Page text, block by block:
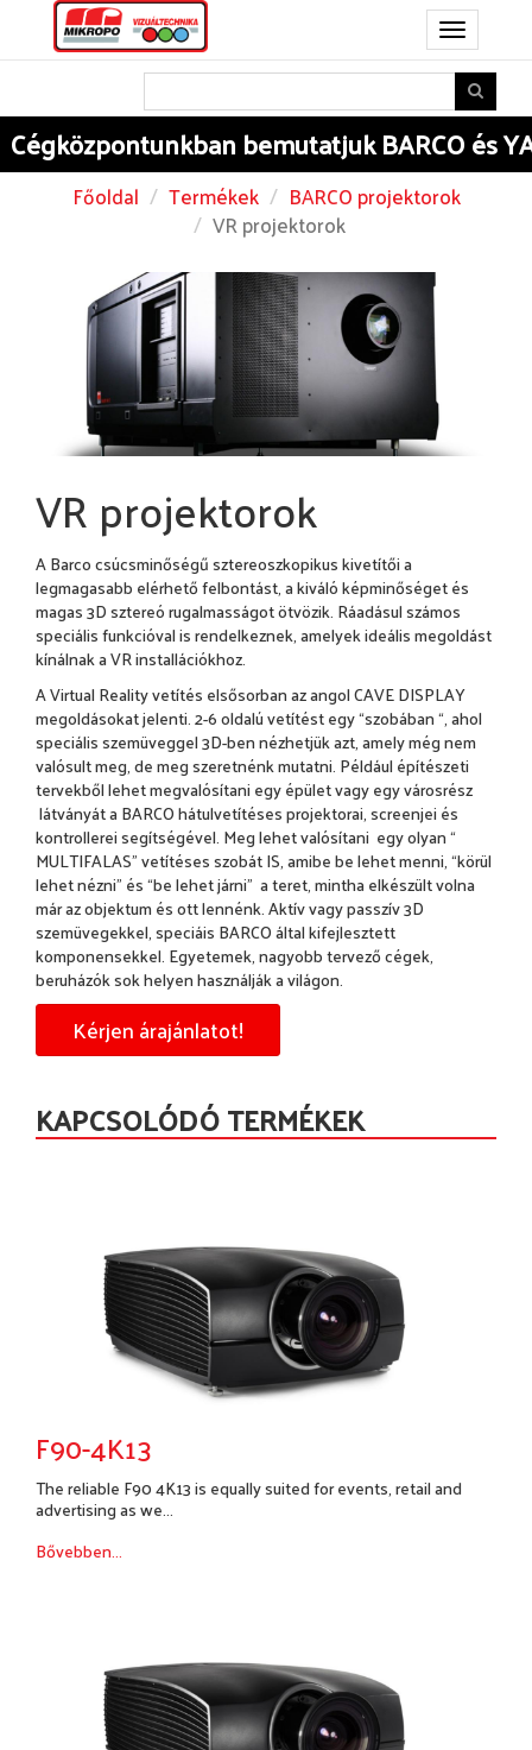
Toggle
navigation
bemutatjuk BARCO és
Főoldal Termékek
BARCO projektorok
VR projektorok
VR projektorok
A Barco csúcsminőségű sztereoszkopikus kivetítői a
legmagasabb elérhető felbontást, a kiváló képminőséget és
magas 3D sztereó rugalmasságot ötvözik. Ráadásul számos
speciális funkcióval is rendelkeznek, amelyek ideális megoldást
kínálnak a VR installációkhoz.
A Virtual Reality vetítés elsősorban az angol CAVE DISPLAY
megoldásokat jelenti. 2-6 oldalú vetítést egy “szobában “, ahol
speciális szemüveggel 3D-ben nézhetjük azt, amely még nem
valósult meg, de meg szeretnénk mutatni. Például építészeti
tervekből lehet megvalósítani egy épület vagy egy városrész
látványát a BARCO hátulvetítéses projektorai, screenjei és
kontrollerei segítségével. Meg lehet valósítani egy olyan “
MULTIFALAS” vetítéses szobát IS, amibe be lehet menni, “körül
lehet nézni” és “be lehet járni” a teret, mintha elkészült volna
már az objektum és ott lennénk. Aktív vagy passzív 3D
szemüvegekkel, speciáis BARCO által kifejlesztett
komponensekkel. Egyetemek, nagyobb tervező cégek,
beruházók sok helyen használják a világon.
Kérjen árajánlatot!
KAPCSOLÓDÓ TERMÉKEK
F90-4K13
The reliable F90 4K13 is equally suited for events, retail and
advertising as we...
Bővebben...